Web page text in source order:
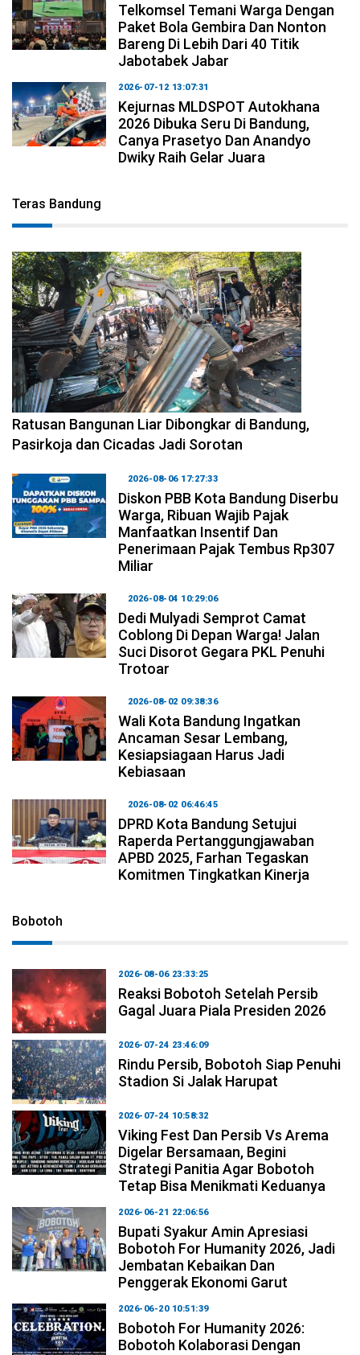
Telkomsel Temani Warga Dengan
Paket Bola Gembira Dan Nonton
Bareng Di Lebih Dari 40 Titik
Jabotabek Jabar
2026-07-12 13:07:31
Kejurnas MLDSPOT Autokhana
2026 Dibuka Seru Di Bandung,
Canya Prasetyo Dan Anandyo
Dwiky Raih Gelar Juara
Teras Bandung
2026-08-06 17:34:08
Ratusan Bangunan Liar Dibongkar di Bandung,
Pasirkoja dan Cicadas Jadi Sorotan
2026-08-06 17:27:33
Diskon PBB Kota Bandung Diserbu
Warga, Ribuan Wajib Pajak
Manfaatkan Insentif Dan
Penerimaan Pajak Tembus Rp307
Miliar
2026-08-04 10:29:06
Dedi Mulyadi Semprot Camat
Coblong Di Depan Warga! Jalan
Suci Disorot Gegara PKL Penuhi
Trotoar
2026-08-02 09:38:36
Wali Kota Bandung Ingatkan
Ancaman Sesar Lembang,
Kesiapsiagaan Harus Jadi
Kebiasaan
2026-08-02 06:46:45
DPRD Kota Bandung Setujui
Raperda Pertanggungjawaban
APBD 2025, Farhan Tegaskan
Komitmen Tingkatkan Kinerja
Bobotoh
2026-08-06 23:33:25
Reaksi Bobotoh Setelah Persib
Gagal Juara Piala Presiden 2026
2026-07-24 23:46:09
Rindu Persib, Bobotoh Siap Penuhi
Stadion Si Jalak Harupat
2026-07-24 10:58:32
Viking Fest Dan Persib Vs Arema
Digelar Bersamaan, Begini
Strategi Panitia Agar Bobotoh
Tetap Bisa Menikmati Keduanya
2026-06-21 22:06:56
Bupati Syakur Amin Apresiasi
Bobotoh For Humanity 2026, Jadi
Jembatan Kebaikan Dan
Penggerak Ekonomi Garut
2026-06-20 10:51:39
Bobotoh For Humanity 2026:
Bobotoh Kolaborasi Dengan